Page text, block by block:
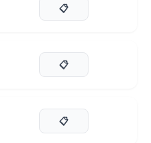
📋
📋
📋